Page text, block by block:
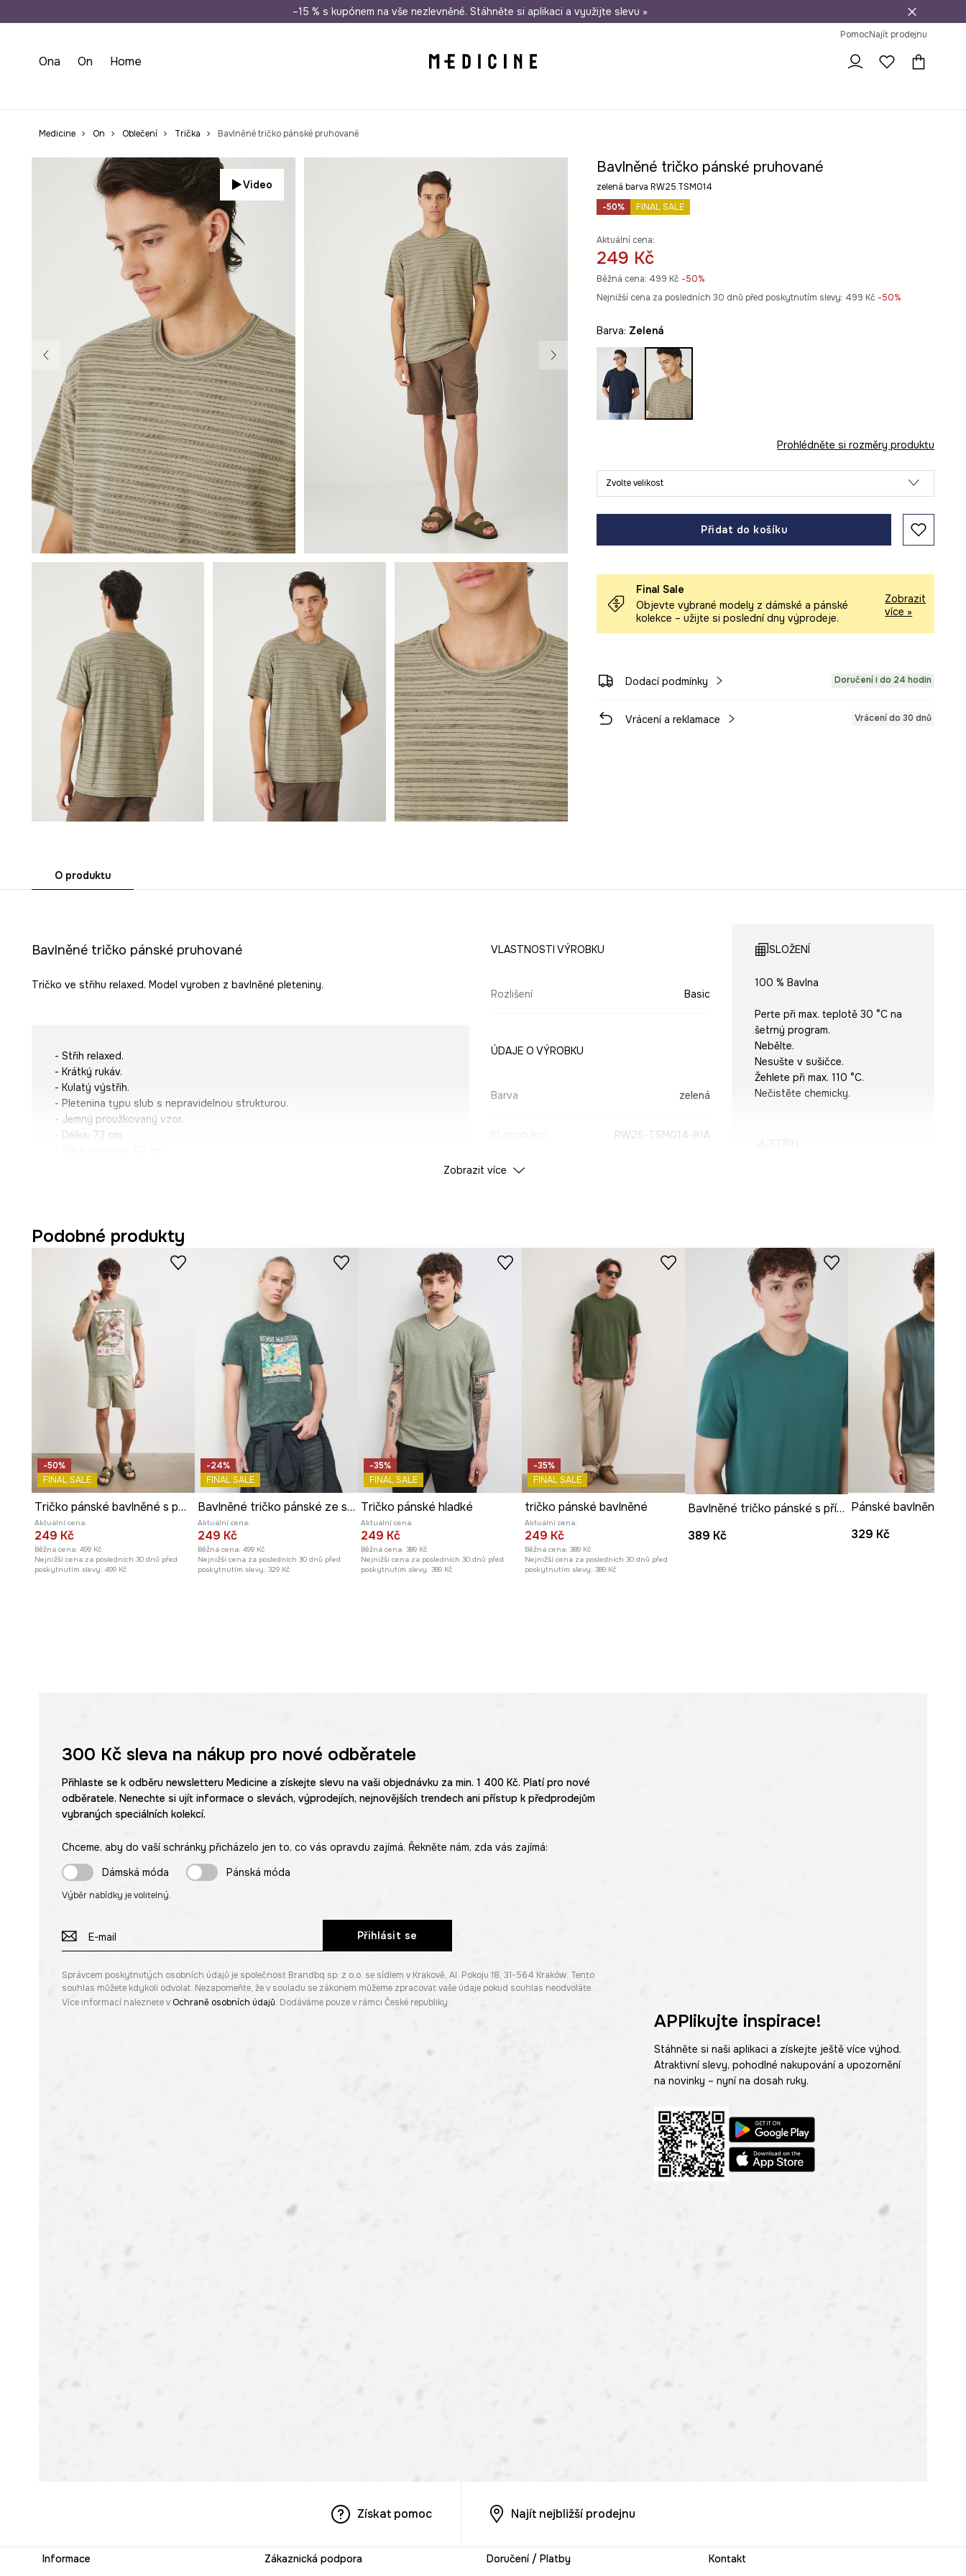
Doprava zdarma při nákupu nad 1 200 Kč Odeslání i do 24 hodin 30 dní na vrácení zboží
–15 % s kupónem na vše nezlevněné. Stáhněte si aplikaci a využijte slevu »
PomocNajít prodejnu
Ona On Home
Medicine On Oblečení Trička Bavlněné tričko pánské pruhované
Video
Bavlněné tričko pánské pruhované
zelená barva RW25.TSM014
-50%
FINAL SALE
Aktuální cena:
249 Kč
Běžná cena: 499 Kč -50%
Nejnižší cena za posledních 30 dnů před poskytnutím slevy: 499 Kč -50%
Barva: zelená
Prohlédněte si rozměry produktu
Zvolte velikost
Přidat do košíku
Final Sale
Objevte vybrané modely z dámské a pánské
kolekce – užijte si poslední dny výprodeje.
Zobrazit
více »
Dodací podmínky Doručení i do 24 hodin
Vrácení a reklamace Vrácení do 30 dnů
O produktu
Bavlněné tričko pánské pruhované
Tričko ve střihu relaxed. Model vyroben z bavlněné pleteniny.
- Střih relaxed.
- Krátký rukáv.
- Kulatý výstřih.
- Pletenina typu slub s nepravidelnou strukturou.
- Jemný proužkovaný vzor.
- Délka: 73 cm.
VLASTNOSTI VÝROBKU
Rozlišení Basic
ÚDAJE O VÝROBKU
Barva zelená
RW25-TSM014-81A
Výrobce
SLOŽENÍ
100 % Bavlna
Perte při max. teplotě 30 °C na
šetrný program.
Nebělte.
Nesušte v sušičce.
Žehlete při max. 110 °C.
Nečistěte chemicky.
STŘIH
Prohlédněte si rozměry
produktu
Zobrazit více
Podobné produkty
-50%
FINAL SALE
Tričko pánské bavlněné s potiskem
Aktuální cena:
249 Kč
Běžná cena: 499 Kč
Nejnižší cena za posledních 30 dnů před
poskytnutím slevy: 499 Kč
-24%
FINAL SALE
Bavlněné tričko pánské ze speciální kolekce Eviva L'arte
Aktuální cena:
249 Kč
Běžná cena: 499 Kč
Nejnižší cena za posledních 30 dnů před
poskytnutím slevy: 329 Kč
-35%
FINAL SALE
Tričko pánské hladké
Aktuální cena:
249 Kč
Běžná cena: 389 Kč
Nejnižší cena za posledních 30 dnů před
poskytnutím slevy: 389 Kč
-35%
FINAL SALE
tričko pánské bavlněné
Aktuální cena:
249 Kč
Běžná cena: 389 Kč
Nejnižší cena za posledních 30 dnů před
poskytnutím slevy: 389 Kč
Bavlněné tričko pánské s příměsí elastanu bez vzoru zelená barva
389 Kč
329 Kč
300 Kčsleva na nákup pro nové odběratele
Přihlaste se k odběru newsletteru Medicine a získejte slevu na vaši objednávku za min. 1 400 Kč. Platí pro nové
odběratele. Nenechte si ujít informace o slevách, výprodejích, nejnovějších trendech ani přístup k předprodejům
vybraných speciálních kolekcí.
Chceme, aby do vaší schránky přicházelo jen to, co vás opravdu zajímá. Řekněte nám, zda vás zajímá:
Dámská móda
Pánská móda
Výběr nabídky je volitelný.
Přihlásit se
Správcem poskytnutých osobních údajů je společnost Brandbq sp. z o.o. se sídlem v Krakově, Al. Pokoju 18, 31-564 Kraków. Tento
souhlas můžete kdykoli odvolat. Nezapomeňte, že v souladu se zákonem můžeme zpracovat vaše údaje pokud souhlas neodvoláte.
Více informací naleznete v Ochraně osobních údajů. Dodáváme pouze v rámci České republiky.
APPlikujte inspirace!
Stáhněte si naši aplikaci a získejte ještě více výhod.
Atraktivní slevy, pohodlné nakupování a upozornění
na novinky – nyní na dosah ruky.
Získat pomoc Najít nejbližší prodejnu
Informace Zákaznická podpora Doručení / Platby Kontakt